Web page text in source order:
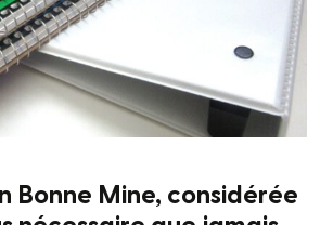
Bonne Mine, considérée